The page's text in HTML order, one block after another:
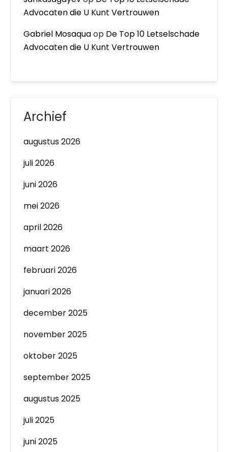
Advocaten die U Kunt Vertrouwen
Gabriel Mosaquaop De Top 10 Letselschade
Advocaten die U Kunt Vertrouwen
Archief
augustus 2026
juli 2026
juni 2026
mei 2026
april 2026
maart 2026
februari 2026
januari 2026
december 2025
november 2025
oktober 2025
september 2025
augustus 2025
juli 2025
juni 2025